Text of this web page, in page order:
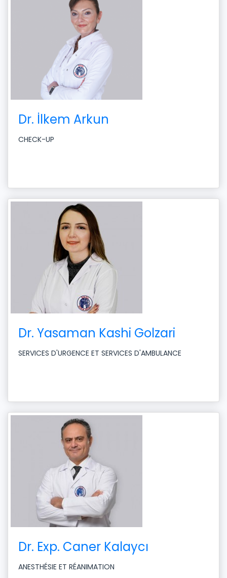
Dr. İlkem Arkun
CHECK-UP
Dr. Yasaman Kashi Golzari
SERVICES D'URGENCE ET SERVICES D'AMBULANCE
Dr. Exp. Caner Kalaycı
ANESTHÉSIE ET RÉANIMATION